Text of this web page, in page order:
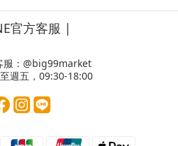
官方客服 |
： @big99market
週五，09:30-18:00